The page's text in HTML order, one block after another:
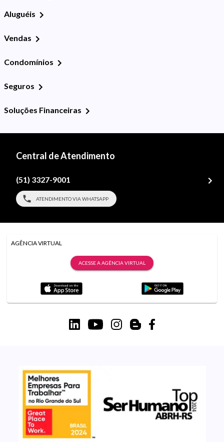
Aluguéis
Vendas
Condomínios
Seguros
Soluções Financeiras
Central de Atendimento
(51) 3327-9001
ATENDIMENTO VIA WHATSAPP
AGÊNCIA VIRTUAL
ACESSE A AGÊNCIA VIRTUAL